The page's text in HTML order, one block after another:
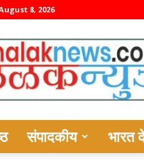
8, 2026
thalaknews
संपादकीय भारत